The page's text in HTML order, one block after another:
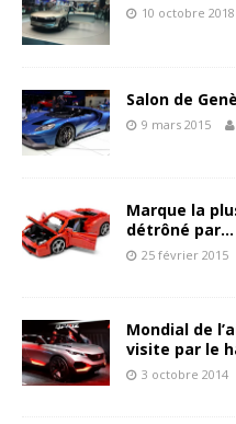
10 octobre 2018
Salon de
9 mars 2015
Marque la
détrôné par…
25 février 2015
Mondial de
visite par le
3 octobre 2014